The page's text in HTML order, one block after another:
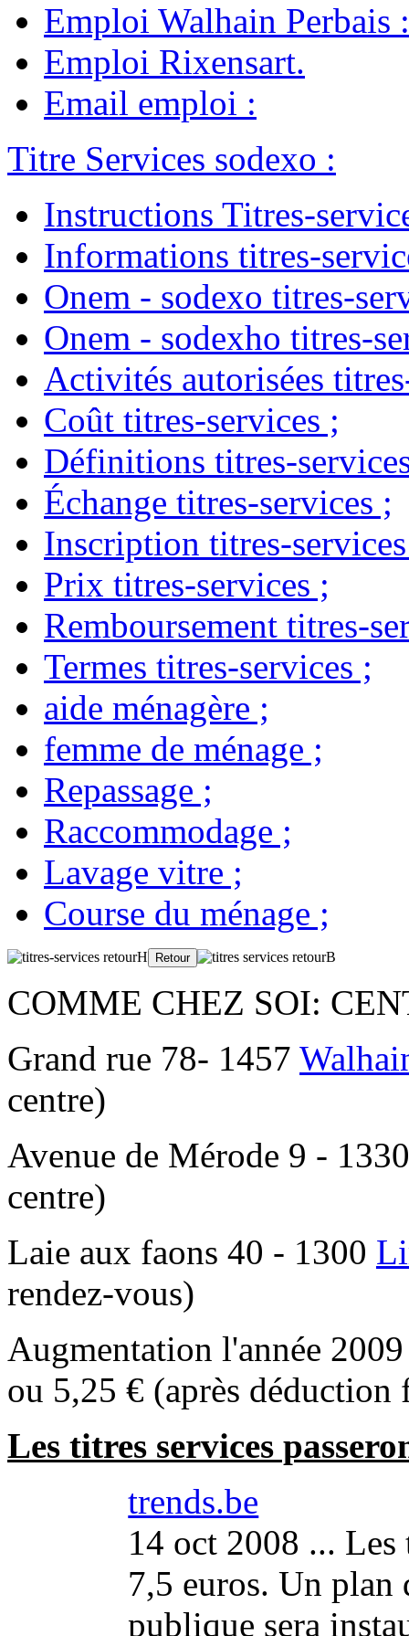
Emploi Walhain Perbais :
Emploi Rixensart.
Email emploi :
Titre Services sodexo :
Instructions Titres-
Informations titres-
Onem - sodexo titres-
Onem - sodexho titres-
Activités autorisées
Coût titres-services ;
Définitions titres-
Échange titres-services ;
Inscription titres-services
Prix titres-services ;
Remboursement titres-
Termes titres-services ;
aide ménagère ;
femme de ménage ;
Repassage ;
Raccommodage ;
Lavage vitre ;
Course du ménage ;
COMME CHEZ SOI:
Grand rue 78- 1457
centre)
Avenue de Mérode 9 -
centre)
Laie aux faons 40 - 1300
rendez-vous)
Augmentation l'année
ou 5,25 € (après déduction
Les titres services
trends.be
14 oct 2008 ... Les
7,5 euros. Un plan
publique sera